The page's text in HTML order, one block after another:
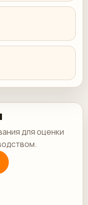
для оценки